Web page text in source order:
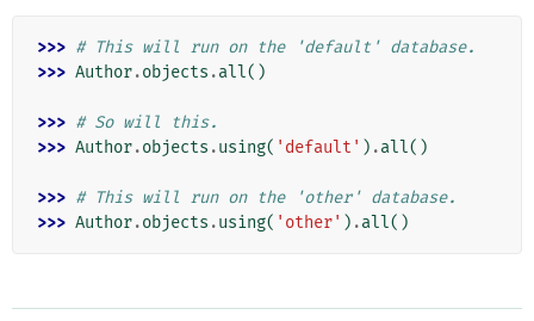
>>> # This will run on the 'default' database.
>>> Author.objects .all()
>>> # So will this.
>>> Author.objects .using( 'default' ) .all()
>>> # This will run on the 'other' database.
>>> Author.objects .using( 'other' ) .all()